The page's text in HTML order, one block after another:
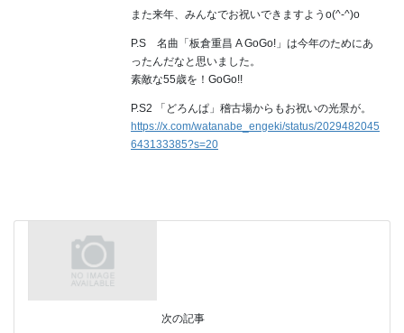
また来年、みんなでお祝いできますようo(^-^)o
P.S 名曲「板倉重昌 A GoGo!」は今年のためにあ
ったんだなと思いました。
素敵な55歳を！GoGo!!
P.S2 「どろんぱ」稽古場からもお祝いの光景が。
https://x.com/watanabe_engeki/status/2029482045
643133385?s=20
次の記事